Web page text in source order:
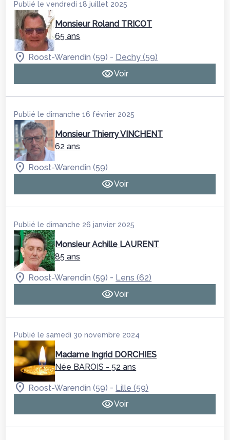
Publié le vendredi 18 juillet 2025
Monsieur Roland TRICOT
65 ans
Roost-Warendin (59) - Dechy (59)
Voir
Publié le dimanche 16 février 2025
Monsieur Thierry VINCHENT
62 ans
Roost-Warendin (59)
Voir
Publié le dimanche 26 janvier 2025
Monsieur Achille LAURENT
85 ans
Roost-Warendin (59) - Lens (62)
Voir
Publié le samedi 30 novembre 2024
Madame Ingrid DORCHIES
Née BAROIS - 52 ans
Roost-Warendin (59) - Lille (59)
Voir